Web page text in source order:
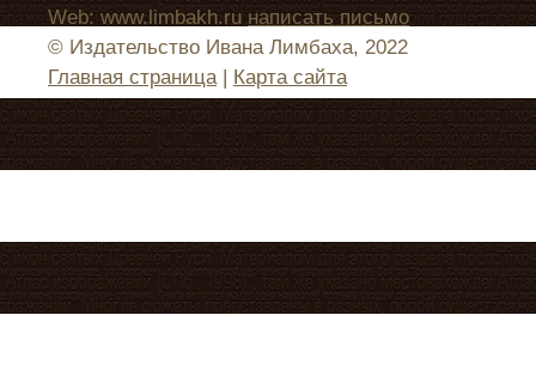
Web: www.limbakh.ruнаписать письмо
© Издательство Ивана Лимбаха, 2022
Главная страница| Карта сайта